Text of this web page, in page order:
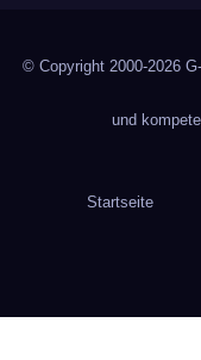
© Copyright 2000-2026
und
Startseite